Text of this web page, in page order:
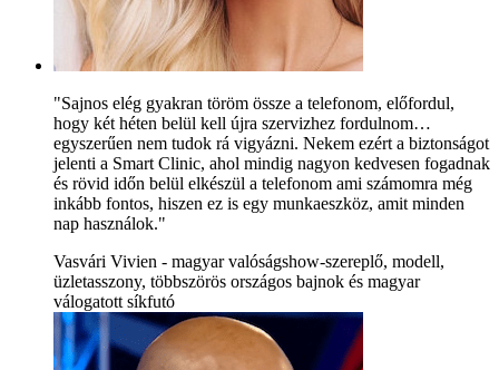
"Sajnos elég gyakran töröm össze a telefonom, előfordul,
hogy két héten belül kell újra szervizhez fordulnom…
egyszerűen nem tudok rá vigyázni. Nekem ezért a biztonságot
jelenti a Smart Clinic, ahol mindig nagyon kedvesen fogadnak
és rövid időn belül elkészül a telefonom ami számomra még
inkább fontos, hiszen ez is egy munkaeszköz, amit minden
nap használok."
Vasvári Vivien - magyar valóságshow-szereplő, modell,
üzletasszony, többszörös országos bajnok és magyar
válogatott síkfutó